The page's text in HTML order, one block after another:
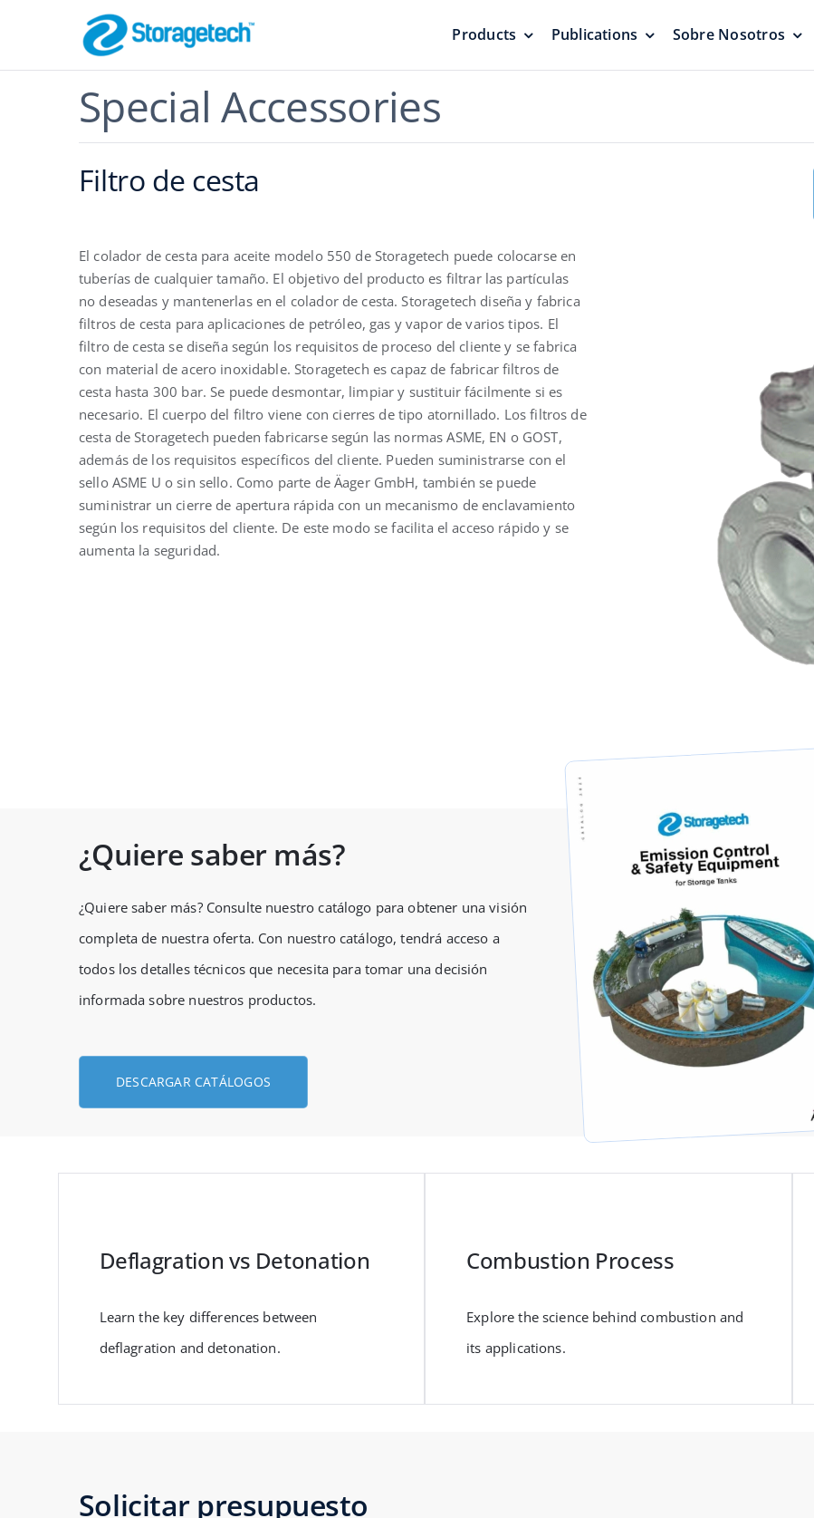
Products
Apagallamas
Seguridad de los oleoductos
Absorbedores de aire
y gas / Depuradores
Filtración eficaz
Válvulas de
Emergencia & Tapa
medición
Solución fiable
Cúpula
aluminio
Protección
Publications Sobre Nosotros
Special Accessories
Filtro de cesta
El colador de cesta para aceite modelo 550 de Storagetech puede colocarse en
tuberías de cualquier tamaño. El objetivo del producto es filtrar las partículas
no deseadas y mantenerlas en el colador de cesta. Storagetech diseña y fabrica
filtros de cesta para aplicaciones de petróleo, gas y vapor de varios tipos. El
filtro de cesta se diseña según los requisitos de proceso del cliente y se fabrica
con material de acero inoxidable. Storagetech es capaz de fabricar filtros de
cesta hasta 300 bar. Se puede desmontar, limpiar y sustituir fácilmente si es
necesario. El cuerpo del filtro viene con cierres de tipo atornillado. Los filtros de
cesta de Storagetech pueden fabricarse según las normas ASME, EN o GOST,
además de los requisitos específicos del cliente. Pueden suministrarse con el
sello ASME U o sin sello. Como parte de Äager GmbH, también se puede
suministrar un cierre de apertura rápida con un mecanismo de enclavamiento
según los requisitos del cliente. De este modo se facilita el acceso rápido y se
aumenta la seguridad.
¿Quiere saber más?
¿Quiere saber más? Consulte nuestro catálogo para obtener una visión
completa de nuestra oferta. Con nuestro catálogo, tendrá acceso a
todos los detalles técnicos que necesita para tomar una decisión
informada sobre nuestros productos.
DESCARGAR CATÁLOGOS
Deflagration vs Detonation
Learn the key differences between
deflagration and detonation.
Combustion Process
Explore the science behind combustion and
its applications.
Solicitar presupuesto